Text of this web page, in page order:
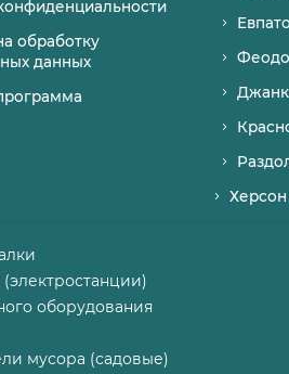
обработку
данных
Херсон
оборудования
мусора (садовые)